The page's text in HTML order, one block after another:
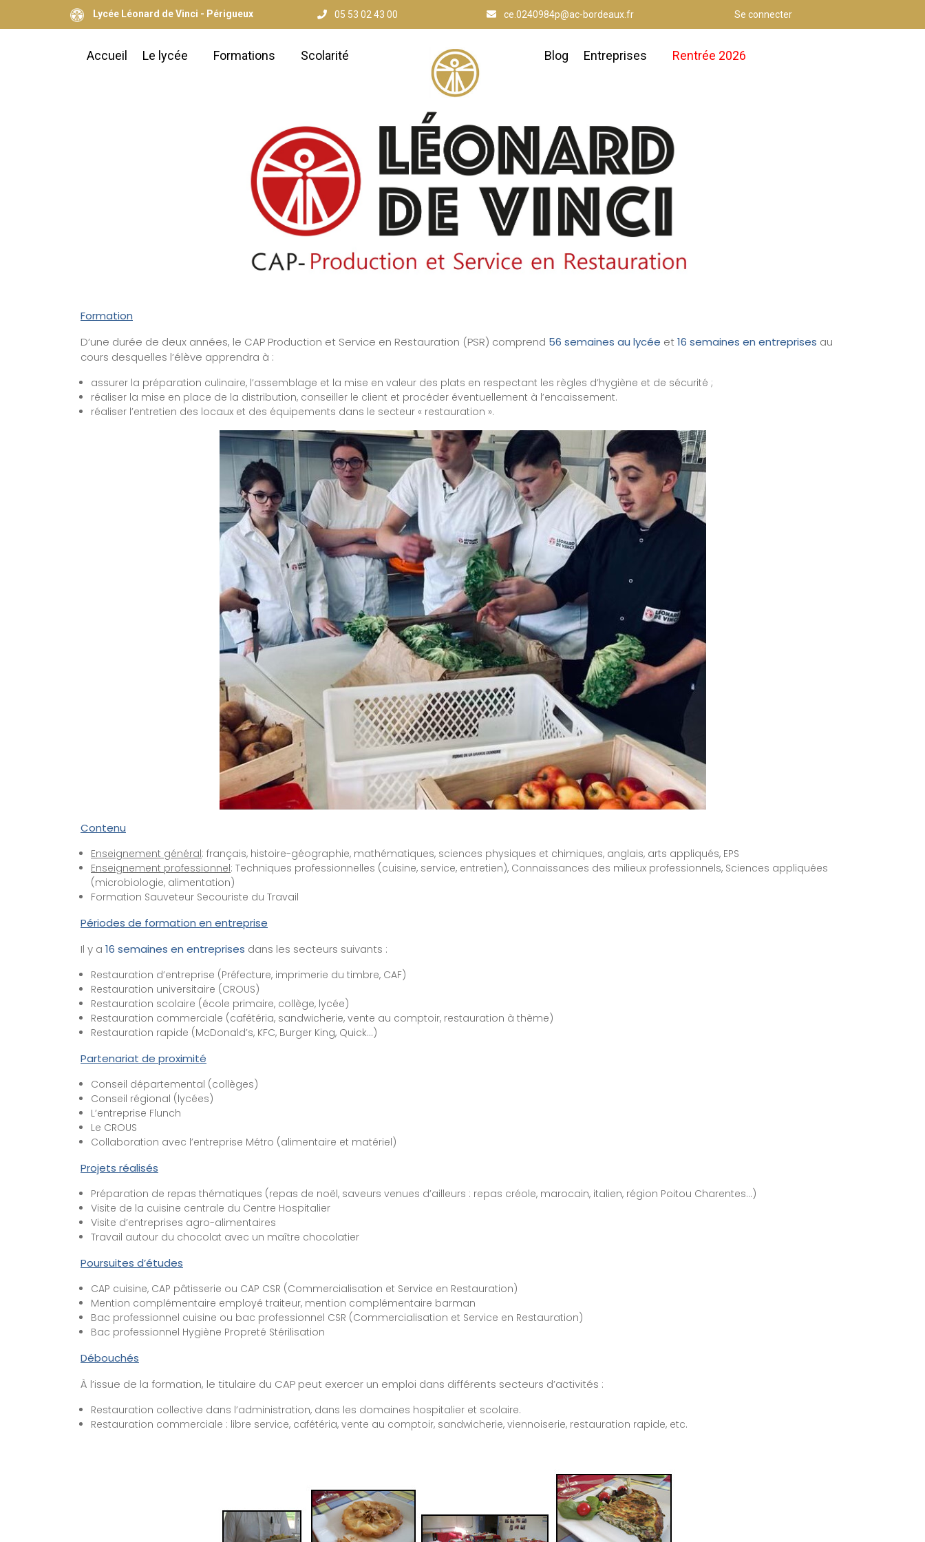
Lycée Léonard de Vinci - Périgueux 05 53 02 43 00 ce.0240984p@ac-bordeaux.fr Se connecter
Accueil Le lycée Formations Scolarité Blog Entreprises Rentrée 2026
Formation
D’une durée de deux années, le CAP Production et Service en Restauration (PSR) comprend 56 semaines au lycée et16 semaines en entreprises au
cours desquelles l’élève apprendra à :
assurer la préparation culinaire, l’assemblage et la mise en valeur des plats en respectant les règles d’hygiène et de sécurité ;
réaliser la mise en place de la distribution, conseiller le client et procéder éventuellement à l’encaissement.
réaliser l’entretien des locaux et des équipements dans le secteur « restauration ».
Contenu
Enseignement général: français, histoire-géographie, mathématiques, sciences physiques et chimiques, anglais, arts appliqués, EPS
Enseignement professionnel: Techniques professionnelles (cuisine, service, entretien), Connaissances des milieux professionnels, Sciences appliquées
(microbiologie, alimentation)
Formation Sauveteur Secouriste du Travail
Périodes de formation en entreprise
Il y a 16 semaines en entreprises dans les secteurs suivants :
Restauration d’entreprise (Préfecture, imprimerie du timbre, CAF)
Restauration universitaire (CROUS)
Restauration scolaire (école primaire, collège, lycée)
Restauration commerciale (cafétéria, sandwicherie, vente au comptoir, restauration à thème)
Restauration rapide (McDonald’s, KFC, Burger King, Quick…)
Partenariat de proximité
Conseil départemental (collèges)
Conseil régional (lycées)
L’entreprise Flunch
Le CROUS
Collaboration avec l’entreprise Métro (alimentaire et matériel)
Projets réalisés
Préparation de repas thématiques (repas de noël, saveurs venues d’ailleurs : repas créole, marocain, italien, région Poitou Charentes…)
Visite de la cuisine centrale du Centre Hospitalier
Visite d’entreprises agro-alimentaires
Travail autour du chocolat avec un maître chocolatier
Poursuites d’études
CAP cuisine, CAP pâtisserie ou CAP CSR (Commercialisation et Service en Restauration)
Mention complémentaire employé traiteur, mention complémentaire barman
Bac professionnel cuisine ou bac professionnel CSR (Commercialisation et Service en Restauration)
Bac professionnel Hygiène Propreté Stérilisation
Débouchés
À l’issue de la formation, le titulaire du CAP peut exercer un emploi dans différents secteurs d’activités :
Restauration collective dans l’administration, dans les domaines hospitalier et scolaire.
Restauration commerciale : libre service, cafétéria, vente au comptoir, sandwicherie, viennoiserie, restauration rapide, etc.